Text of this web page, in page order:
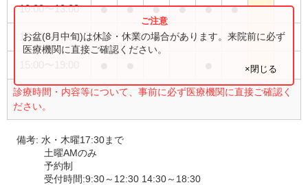
10:00〜13:00 ● ● ● ● ● ●
15:00〜17:30 ● ●
診療時間・内容等について、事前に必ず医療機関に直接ご確認く
ださい。
お盆(8月中旬)は休診・休業の場合があります。来院前に必ず
医療機関に直接ご確認ください。
×閉じる
備考:水・木曜17:30まで
土曜AMのみ
予約制
受付時間:9:30～12:30 14:30～18:30